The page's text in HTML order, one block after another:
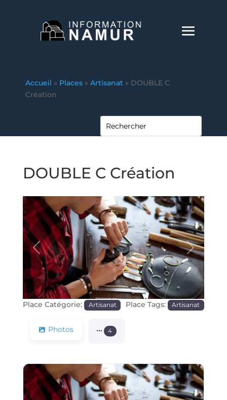
Accueil » Places » Artisanat » DOUBLE C
Création
DOUBLE C Création
Précédente Prochaine
Place Catégorie: Artisanat Place Tags: Artisanat
Photos 4